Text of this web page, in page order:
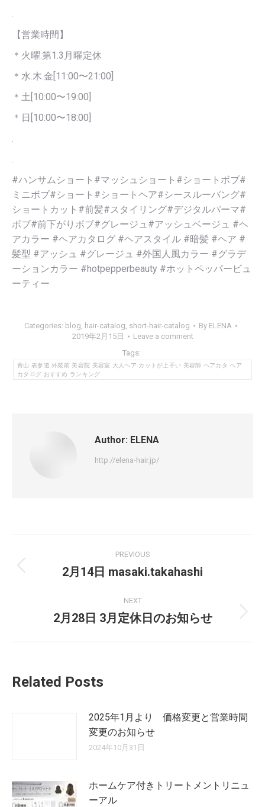
.
【営業時間】
＊火曜.第1.3月曜定休
＊水.木.金[11:00〜21:00]
＊土[10:00〜19:00]
＊日[10:00〜18:00]
.
.
#ハンサムショート#マッシュショート#ショートボブ#
ミニボブ#ショート#ショートヘア#シースルーバング#
ショートカット#前髪#スタイリング#デジタルパーマ#
ボブ#前下がりボブ#グレージュ#アッシュベージュ #ヘ
アカラー #ヘアカタログ #ヘアスタイル #暗髪 #ヘア #
髪型 #アッシュ #グレージュ #外国人風カラー #グラデ
ーションカラー #hotpepperbeauty #ホットペッパービュ
ーティー
Categories: blog, hair-catalog, short-hair-catalog By ELENA
2019年2月15日
Leave a comment
Tags:
青山 表参道 外苑前 美容院 美容室 大人ヘア カットが上手い 美容師 ヘアカタ ヘア
カタログ おすすめ ランキング
Author: ELENA
http://elena-hair.jp/
PREVIOUS
2月14日 masaki.takahashi
NEXT
2月28日 3月定休日のお知らせ
Related Posts
2025年1月より 価格変更と営業時間
変更のお知らせ
2024年10月31日
ホームケア付きトリートメントリニュ
ーアル